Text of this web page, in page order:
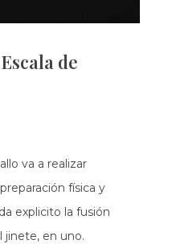
de
va a realizar
física y
explicito la fusión
jinete, en uno.